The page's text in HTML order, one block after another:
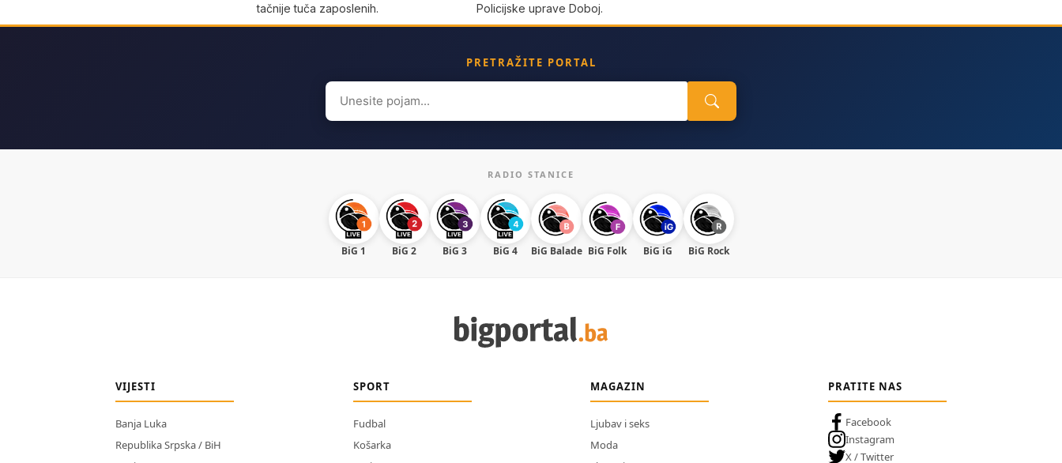
tačnije tuča zaposlenih.
Policijske uprave Doboj.
PRETRAŽITE PORTAL
Search
for:
RADIO STANICE
BiG 1 BiG 2 BiG 3 BiG 4 BiG Balade BiG Folk BiG iG BiG Rock
VIJESTI
Banja Luka
Republika Srpska / BiH
SPORT
Fudbal
Košarka
MAGAZIN
Ljubav i seks
Moda
PRATITE NAS
Facebook
Instagram
X / Twitter